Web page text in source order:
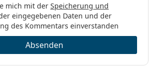
mich mit derSpeicherung und
eingegebenen Daten und der
des Kommentars einverstanden
Absenden